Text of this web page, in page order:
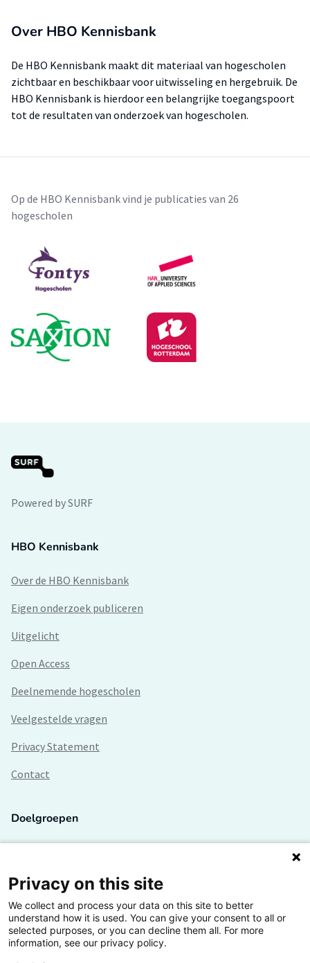
Over HBO Kennisbank
De HBO Kennisbank maakt dit materiaal van hogescholen
zichtbaar en beschikbaar voor uitwisseling en hergebruik. De
HBO Kennisbank is hierdoor een belangrijke toegangspoort
tot de resultaten van onderzoek van hogescholen.
Op de HBO Kennisbank vind je publicaties van 26
hogescholen
Powered by SURF
HBO Kennisbank
Over de HBO Kennisbank
Eigen onderzoek publiceren
Uitgelicht
Open Access
Deelnemende hogescholen
Veelgestelde vragen
Privacy Statement
Contact
Doelgroepen
Lectoren en onderzoekers
Bedrijven
Hogescholen
Privacy on this site
We collect and process your data on this site to better
understand how it is used. You can give your consent to all or
selected purposes, or you can decline them all. For more
information, see our privacy policy.